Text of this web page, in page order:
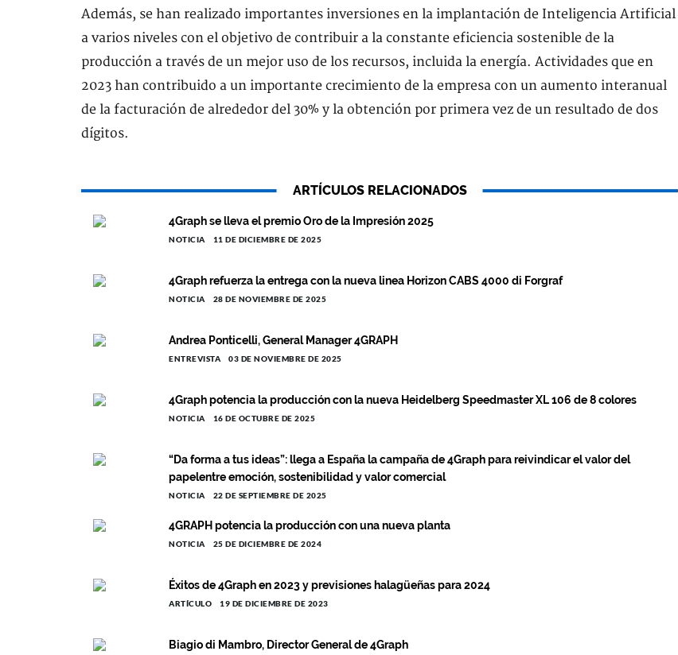
Además, se han realizado importantes inversiones en la implantación de Inteligencia Artificial
a varios niveles con el objetivo de contribuir a la constante eficiencia sostenible de la
producción a través de un mejor uso de los recursos, incluida la energía. Actividades que en
2023 han contribuido a un importante crecimiento de la empresa con un aumento interanual
de la facturación de alrededor del 30% y la obtención por primera vez de un resultado de dos
dígitos.
ARTÍCULOS RELACIONADOS
4Graph se lleva el premio Oro de la Impresión 2025
NOTICIA 11 DE DICIEMBRE DE 2025
4Graph refuerza la entrega con la nueva linea Horizon CABS 4000 di Forgraf
NOTICIA 28 DE NOVIEMBRE DE 2025
Andrea Ponticelli, General Manager 4GRAPH
ENTREVISTA 03 DE NOVIEMBRE DE 2025
4Graph potencia la producción con la nueva Heidelberg Speedmaster XL 106 de 8 colores
NOTICIA 16 DE OCTUBRE DE 2025
“Da forma a tus ideas”: llega a España la campaña de 4Graph para reivindicar el valor del
papelentre emoción, sostenibilidad y valor comercial
NOTICIA 22 DE SEPTIEMBRE DE 2025
4GRAPH potencia la producción con una nueva planta
NOTICIA 25 DE DICIEMBRE DE 2024
Éxitos de 4Graph en 2023 y previsiones halagüeñas para 2024
ARTÍCULO 19 DE DICIEMBRE DE 2023
Biagio di Mambro, Director General de 4Graph